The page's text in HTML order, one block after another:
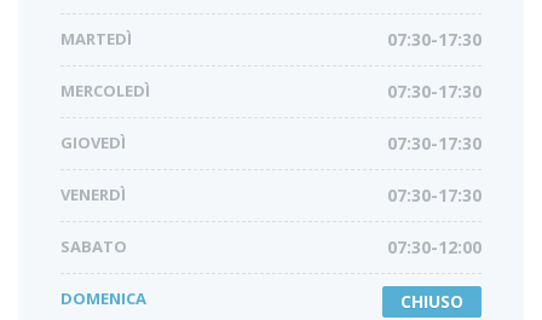
MARTEDÌ 07:30-17:30
MERCOLEDÌ 07:30-17:30
GIOVEDÌ 07:30-17:30
VENERDÌ 07:30-17:30
SABATO 07:30-12:00
DOMENICA CHIUSO